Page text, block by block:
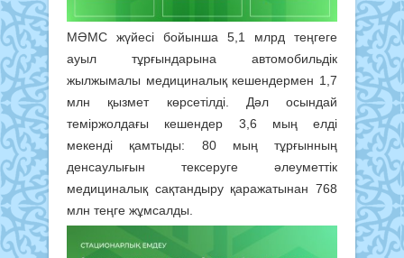
МӘМС жүйесі бойынша 5,1 млрд теңгеге
ауыл тұрғындарына автомобильдік
жылжымалы медициналық кешендермен 1,7
млн қызмет көрсетілді. Дәл осындай
теміржолдағы кешендер 3,6 мың елді
мекенді қамтыды: 80 мың тұрғынның
денсаулығын тексеруге әлеуметтік
медициналық сақтандыру қаражатынан 768
млн теңге жұмсалды.